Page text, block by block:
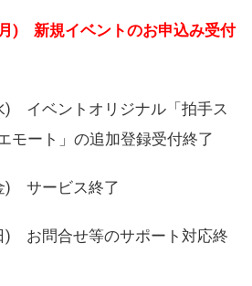
) 新規イベントのお申込み受付
) イベントオリジナル「拍手ス
モート」の追加登録受付終了
) サービス終了
) お問合せ等のサポート対応終